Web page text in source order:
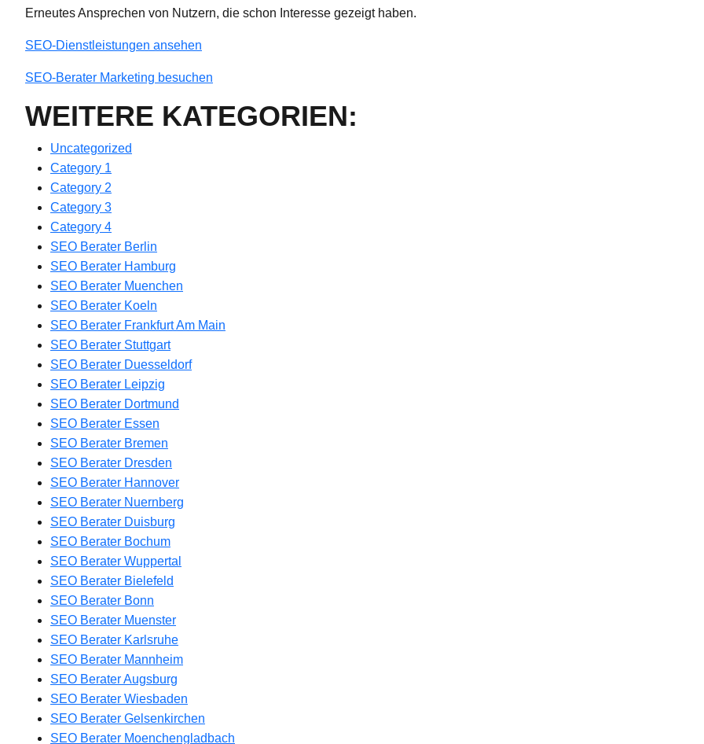
Erneutes Ansprechen von Nutzern, die schon Interesse gezeigt haben.
SEO-Dienstleistungen ansehen
SEO-Berater Marketing besuchen
WEITERE KATEGORIEN:
Uncategorized
Category 1
Category 2
Category 3
Category 4
SEO Berater Berlin
SEO Berater Hamburg
SEO Berater Muenchen
SEO Berater Koeln
SEO Berater Frankfurt Am Main
SEO Berater Stuttgart
SEO Berater Duesseldorf
SEO Berater Leipzig
SEO Berater Dortmund
SEO Berater Essen
SEO Berater Bremen
SEO Berater Dresden
SEO Berater Hannover
SEO Berater Nuernberg
SEO Berater Duisburg
SEO Berater Bochum
SEO Berater Wuppertal
SEO Berater Bielefeld
SEO Berater Bonn
SEO Berater Muenster
SEO Berater Karlsruhe
SEO Berater Mannheim
SEO Berater Augsburg
SEO Berater Wiesbaden
SEO Berater Gelsenkirchen
SEO Berater Moenchengladbach